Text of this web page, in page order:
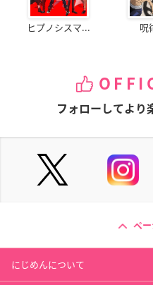
ヒプノシスマ... 呪
フォローしてより
ペ
にじめんについて